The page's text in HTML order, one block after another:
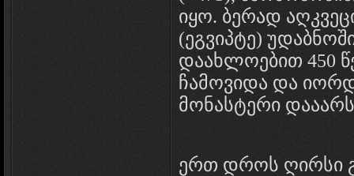
იყო. ბერად
(ეგვიპტე)
დაახლოებით 450
ჩამოვიდა და
მონასტერი
ერთ დროს ღირსი